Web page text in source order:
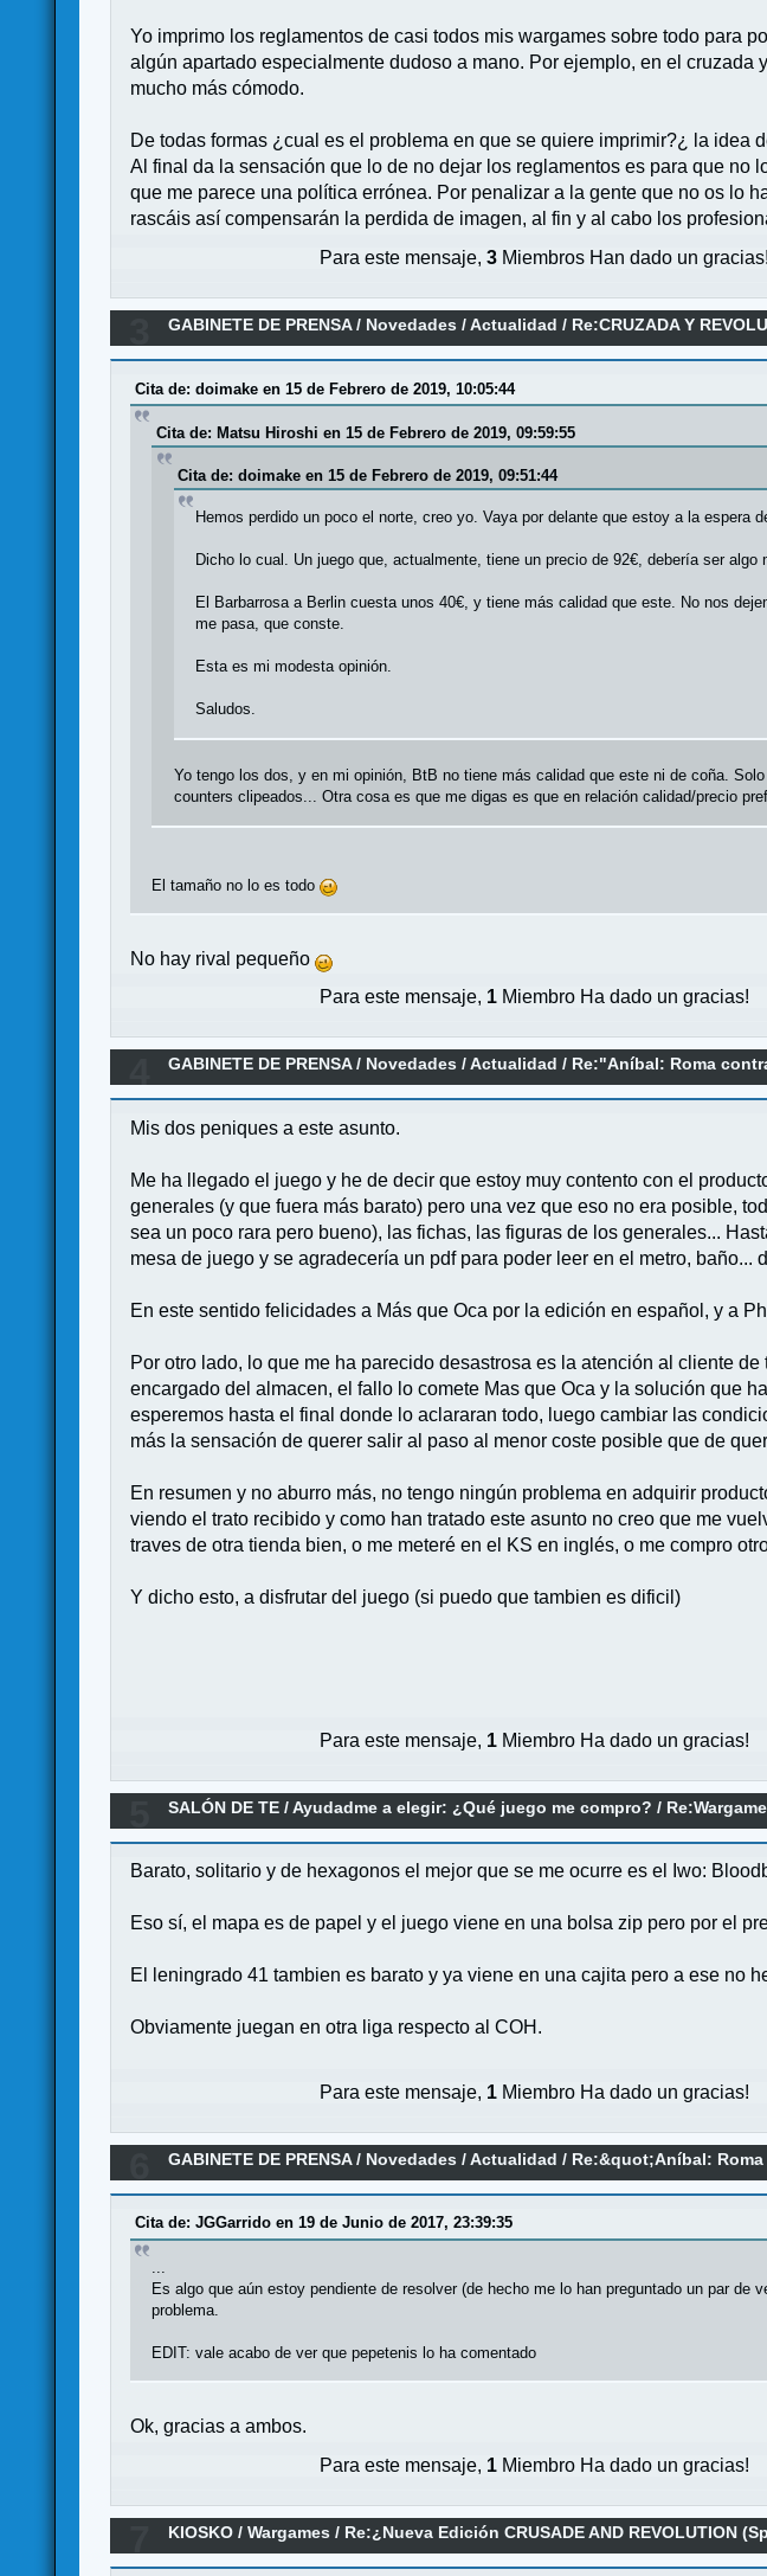
Yo imprimo los reglamentos de casi todos mis wargames sobre todo para
algún apartado especialmente dudoso a mano. Por ejemplo, en el
mucho más cómodo.
De todas formas ¿cual es el problema en que se quiere imprimir?¿ la
Al final da la sensación que lo de no dejar los reglamentos es para que
que me parece una política errónea. Por penalizar a la gente que no os lo
rascáis así compensarán la perdida de imagen, al fin y al cabo los
Para este mensaje,3 Miembros Han dado un gracias!
GABINETE DE PRENSA/ Novedades / Actualidad / Re:CRUZADA Y
Cita de: doimake en 15 de Febrero de 2019, 10:05:44
Cita de: Matsu Hiroshi en 15 de Febrero de 2019, 09:59:55
Cita de: doimake en 15 de Febrero de 2019, 09:51:44
Hemos perdido un poco el norte, creo yo. Vaya por delante que estoy a la espera
Dicho lo cual. Un juego que, actualmente, tiene un precio de 92€, debería ser algo
El Barbarrosa a Berlin cuesta unos 40€, y tiene más calidad que este. No nos
me pasa, que conste.
Esta es mi modesta opinión.
Saludos.
Yo tengo los dos, y en mi opinión, BtB no tiene más calidad que este ni de coña.
counters clipeados... Otra cosa es que me digas es que en relación calidad/precio
El tamaño no lo es todo
No hay rival pequeño
Para este mensaje, 1 Miembro Ha dado un gracias!
GABINETE DE PRENSA/ Novedades / Actualidad / Re:"Aníbal: Roma
MasQueOca)
Mis dos peniques a este asunto.
Me ha llegado el juego y he de decir que estoy muy contento con el
generales (y que fuera más barato) pero una vez que eso no era posible,
sea un poco rara pero bueno), las fichas, las figuras de los generales...
mesa de juego y se agradecería un pdf para poder leer en el metro, baño...
En este sentido felicidades a Más que Oca por la edición en español, y a
Por otro lado, lo que me ha parecido desastrosa es la atención al cliente
encargado del almacen, el fallo lo comete Mas que Oca y la solución que
esperemos hasta el final donde lo aclararan todo, luego cambiar las
más la sensación de querer salir al paso al menor coste posible que de
En resumen y no aburro más, no tengo ningún problema en adquirir
viendo el trato recibido y como han tratado este asunto no creo que me
traves de otra tienda bien, o me meteré en el KS en inglés, o me compro
Y dicho esto, a disfrutar del juego (si puedo que tambien es dificil)
Para este mensaje, 1 Miembro Ha dado un gracias!
SALÓN DE TE /Ayudadme a elegir: ¿Qué juego me compro? /
Barato, solitario y de hexagonos el mejor que se me ocurre es el Iwo:
Eso sí, el mapa es de papel y el juego viene en una bolsa zip pero por el
El leningrado 41 tambien es barato y ya viene en una cajita pero a ese no
Obviamente juegan en otra liga respecto al COH.
Para este mensaje, 1 Miembro Ha dado un gracias!
GABINETE DE PRENSA/ Novedades / Actualidad / Re:&quot;Aníbal:
Cita de: JGGarrido en 19 de Junio de 2017, 23:39:35
...
Es algo que aún estoy pendiente de resolver (de hecho me lo han preguntado un par
problema.
EDIT: vale acabo de ver que pepetenis lo ha comentado
Ok, gracias a ambos.
Para este mensaje, 1 Miembro Ha dado un gracias!
KIOSKO /Wargames / Re:¿Nueva Edición CRUSADE AND REVOLUTION